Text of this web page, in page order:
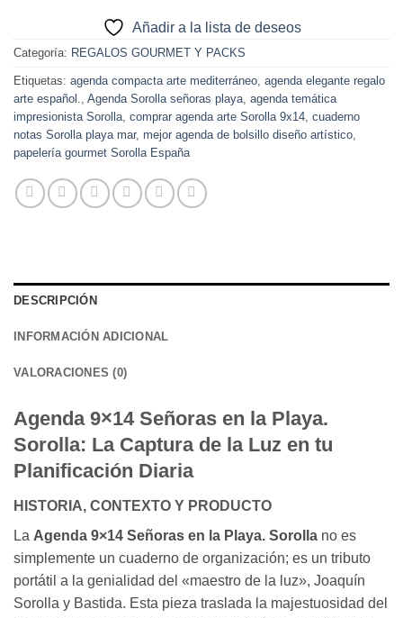
Añadir a la lista de deseos
Categoría: REGALOS GOURMET Y PACKS
Etiquetas: agenda compacta arte mediterráneo, agenda elegante regalo
arte español., Agenda Sorolla señoras playa, agenda temática
impresionista Sorolla, comprar agenda arte Sorolla 9x14, cuaderno
notas Sorolla playa mar, mejor agenda de bolsillo diseño artístico,
papelería gourmet Sorolla España
DESCRIPCIÓN
INFORMACIÓN ADICIONAL
VALORACIONES (0)
Agenda 9×14 Señoras en la Playa.
Sorolla: La Captura de la Luz en tu
Planificación Diaria
HISTORIA, CONTEXTO Y PRODUCTO
La Agenda 9×14 Señoras en la Playa. Sorolla no es
simplemente un cuaderno de organización; es un tributo
portátil a la genialidad del «maestro de la luz», Joaquín
Sorolla y Bastida. Esta pieza traslada la majestuosidad del